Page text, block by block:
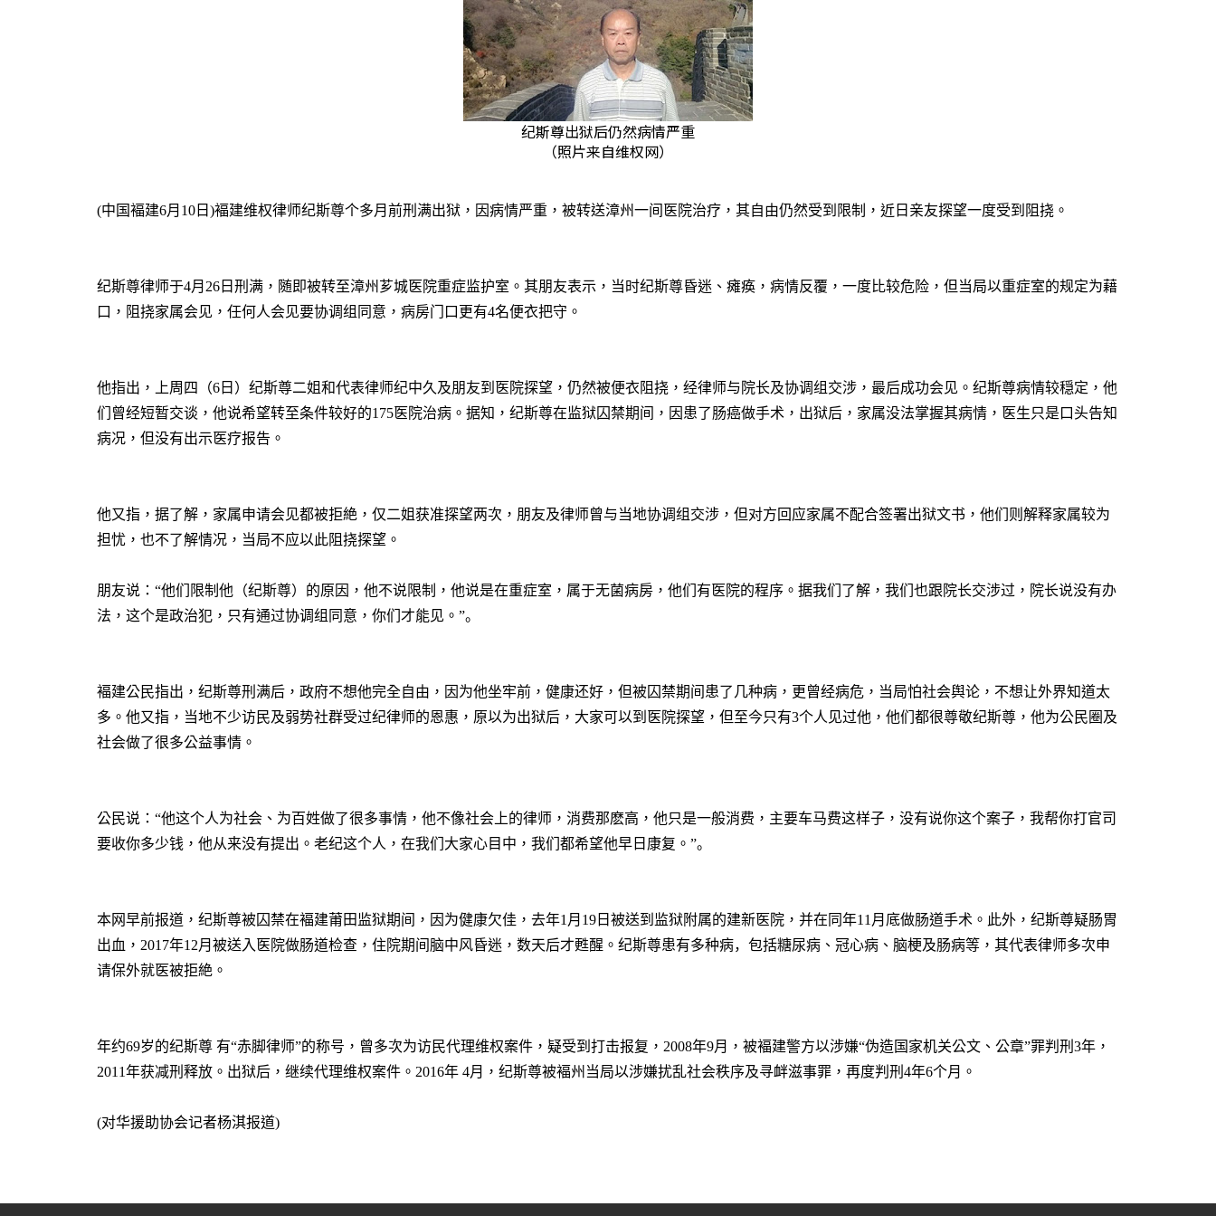
纪斯尊出狱后仍然病情严重
（照片来自维权网）
(中国褔建6月 10 日 )褔建维权律师纪斯尊个多月前刑满出狱，因病情严重，被转送漳州一间医院治疗，其自由仍然受到限制，近日亲友探望一度受到阻挠。
纪斯尊律师于4月 26 日刑满，随即被转至漳州芗城医院重症监护室。其朋友表示，当时纪斯尊昏迷、瘫痪，病情反覆，一度比较危险，但当局以重症室的规定为藉
口，阻挠家属会见，任何人会见要协调组同意，病房门口更有4名便衣把守。
他指出，上周四（6 日）纪斯尊二姐和代表律师纪中久及朋友到医院探望，仍然被便衣阻挠，经律师与院长及协调组交涉，最后成功会见。纪斯尊病情较穏定，他
们曾经短暂交谈，他说希望转至条件较好的175医院治病。据知，纪斯尊在监狱囚禁期间，因患了肠癌做手术，出狱后，家属没法掌握其病情，医生只是 口 头告知
病况，但没有出示医疗报告。
他又指，据了解，家属申请会见都被拒絶，仅二姐获准探望两次，朋友及律师曾与当地协调组交涉，但对方回应家属不配合签署出狱文书，他们则解释家属较为
担忧，也不了解情况，当局不应以此阻挠探望。
朋友说： “他们限制他（纪斯尊）的原因，他不说限制，他说是在重症室，属于无菌病房，他们有医院的程序。据我们了解，我们也跟院长交涉过，院长说没有办
法，这个是政治犯，只有通过协调组同意，你们才能见。 ”。
褔建公民指出，纪斯尊刑满后，政府不想他完全自由，因为他坐牢前，健康还好，但被囚禁期间患了几种病，更曾经病危，当局怕社会舆论，不想让外界知道太
多。他又指，当地不少访民及弱势社群受过纪律师的恩惠，原以为出狱后，大家可以到医院探望，但至今只有3个人见过他，他们都很尊敬纪斯尊，他为公民圈及
社会做了很多公益事情。
公民说： “他这个人为社会、为百姓做了很多事情，他不像社会上的律师，消费那麽高，他只是一般消费，主要车马费这样子，没有说你这个案子，我帮你打官司
要收你多少钱，他从来没有提出。老纪这个人，在我们大家心目中，我们都希望他早日康复。 ”。
本网早前报道，纪斯尊被囚禁在褔建莆田监狱期间，因为健康欠佳，去年1 月 19 日被送到监狱附属的建新医院，并在同年11 月底做肠道手术。此外，纪斯尊疑肠胃
出血， 2017年12月被送入医院做肠道检查，住院期间脑中风昏迷，数天后才甦醒。纪斯尊患有多种病， 包括糖尿病、冠心病、脑梗及肠病等，其代表律师多次申
请保外就医被拒絶。
年约69岁的纪斯尊 有“赤脚律师”的称号，曾多次为访民代理维权案件，疑受到打击报复， 2008年9月，被褔建警方以涉嫌“伪造国家机关公文、公章”罪判刑 3年，
2011年获减刑释放。出狱后，继续代理维权案件。 2016年 4月，纪斯尊被褔州当局以涉嫌扰乱社会秩序及寻衅滋事罪，再度判刑 4年6个月。
(对华援助协会记者杨淇报道)